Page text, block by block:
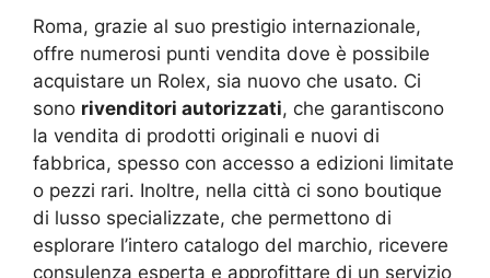
Roma, grazie al suo prestigio internazionale,
offre numerosi punti vendita dove è possibile
acquistare un Rolex, sia nuovo che usato. Ci
sono rivenditori autorizzati, che garantiscono
la vendita di prodotti originali e nuovi di
fabbrica, spesso con accesso a edizioni limitate
o pezzi rari. Inoltre, nella città ci sono boutique
di lusso specializzate, che permettono di
esplorare l’intero catalogo del marchio, ricevere
consulenza esperta e approfittare di un servizio